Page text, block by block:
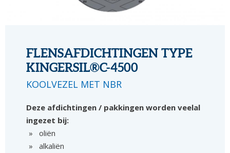
FLENSAFDICHTINGEN TYPE
KINGERSIL®C-4500
KOOLVEZEL MET NBR
Deze afdichtingen / pakkingen worden veelal
ingezet bij:
oliën
alkaliën